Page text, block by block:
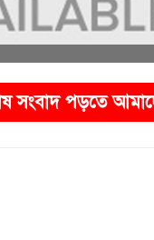
আমাদের সাথেই